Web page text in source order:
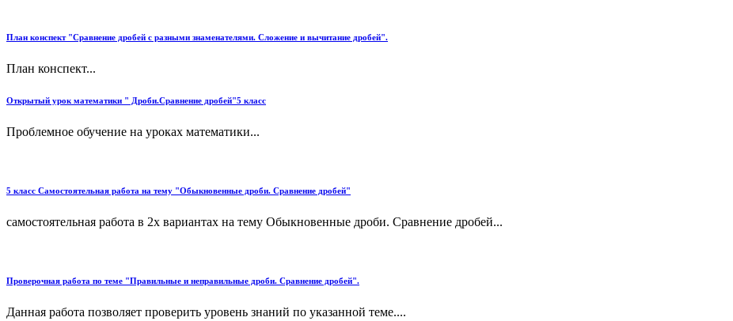
План конспект "Сравнение дробей с разными знаменателями. Сложение и вычитание дробей".
План конспект...
Открытый урок математики " Дроби.Сравнение дробей"5 класс
Проблемное обучение на уроках математики...
5 класс Самостоятельная работа на тему "Обыкновенные дроби. Сравнение дробей"
самостоятельная работа в 2х вариантах на тему Обыкновенные дроби. Сравнение дробей...
Проверочная работа по теме "Правильные и неправильные дроби. Сравнение дробей".
Данная работа позволяет проверить уровень знаний по указанной теме....